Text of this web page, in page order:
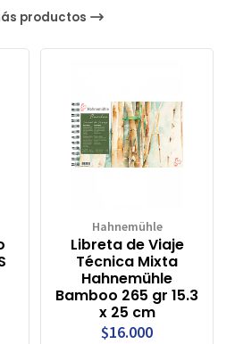
productos
Hahnemühle
Libreta de Viaje
Técnica Mixta
Hahnemühle
Bamboo 265 gr 15.3
x 25 cm
$16.000